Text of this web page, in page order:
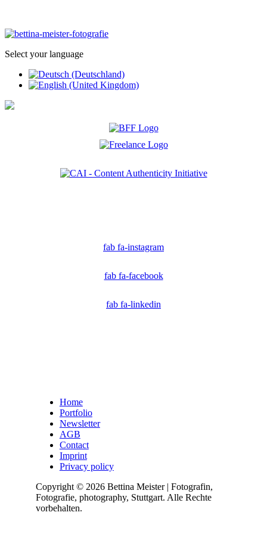
Select your language
fab fa-instagram
fab fa-facebook
fab fa-linkedin
Home
Portfolio
Newsletter
AGB
Contact
Imprint
Privacy policy
Copyright © 2026 Bettina Meister | Fotografin,
Fotografie, photography, Stuttgart. Alle Rechte
vorbehalten.